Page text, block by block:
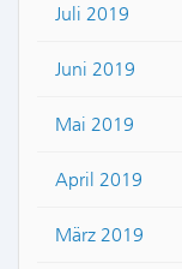
Juli 2019
Juni 2019
Mai 2019
April 2019
März 2019